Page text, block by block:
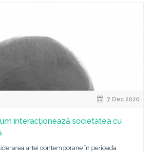
7 Dec 2020
interacționează societatea cu
artei contemporane în perioada